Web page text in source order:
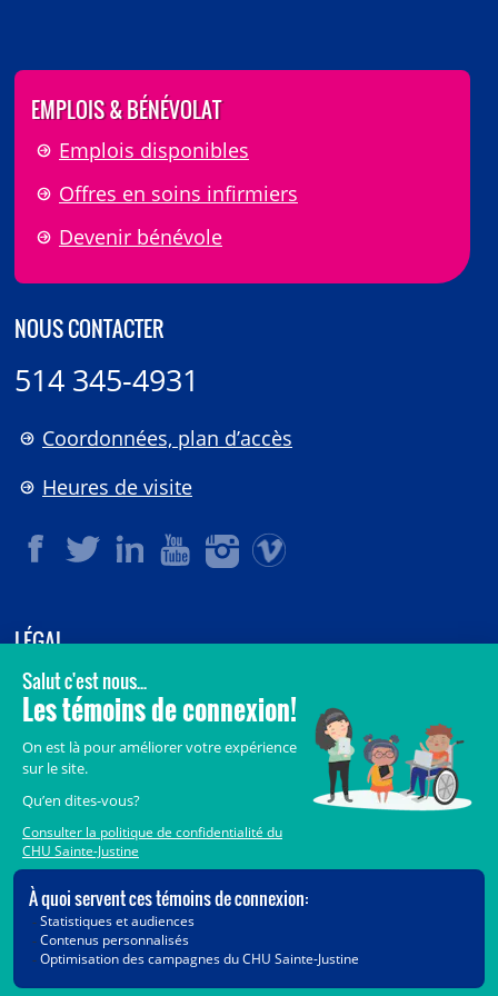
EMPLOIS & BÉNÉVOLAT
Emplois disponibles
Offres en soins infirmiers
Devenir bénévole
NOUS CONTACTER
514 345-4931
Coordonnées, plan d’accès
Heures de visite
LÉGAL
© 2006-2026CHU Sainte-Justine.
Tous droits réservés.
Crédits
Accès aux documents des organismes publics